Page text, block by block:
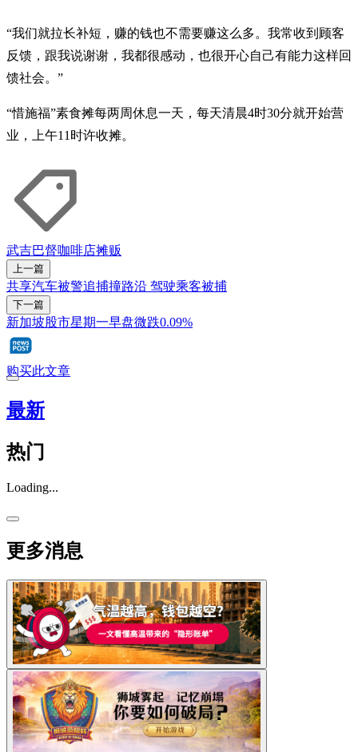
“我们就拉长补短，赚的钱也不需要赚这么多。我常收到顾客
反馈，跟我说谢谢，我都很感动，也很开心自己有能力这样回
馈社会。”
“惜施福”素食摊每两周休息一天，每天清晨4时30分就开始营
业，上午11时许收摊。
武吉巴督咖啡店摊贩
上一篇
共享汽车被警追捕撞路沿 驾驶乘客被捕
下一篇
新加坡股市星期一早盘微跌0.09%
购买此文章
最新
热门
Loading...
更多消息